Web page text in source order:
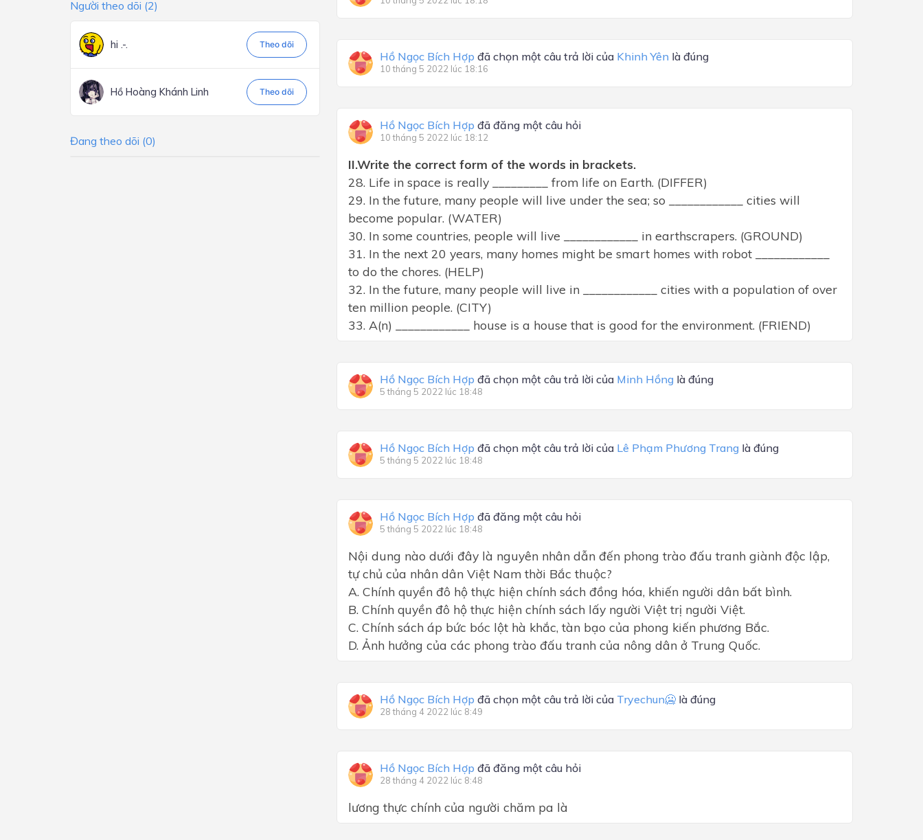
Người theo dõi (2)
hi .-. Theo dõi
Hồ Hoàng Khánh Linh Theo dõi
Đang theo dõi (0)
Hồ Ngọc Bích Hợp đã chọn một câu trả lời của Khinh Yên là đúng
10 tháng 5 2022 lúc 18:16
Hồ Ngọc Bích Hợp đã đăng một câu hỏi
10 tháng 5 2022 lúc 18:12
II.Write the correct form of the words in brackets.
28. Life in space is really _________ from life on Earth. (DIFFER)
29. In the future, many people will live under the sea; so ____________ cities will
become popular. (WATER)
30. In some countries, people will live ____________ in earthscrapers. (GROUND)
31. In the next 20 years, many homes might be smart homes with robot ____________
to do the chores. (HELP)
32. In the future, many people will live in ____________ cities with a population of over
ten million people. (CITY)
33. A(n) ____________ house is a house that is good for the environment. (FRIEND)
Hồ Ngọc Bích Hợp đã chọn một câu trả lời của Minh Hồng là đúng
5 tháng 5 2022 lúc 18:48
Hồ Ngọc Bích Hợp đã chọn một câu trả lời của Lê Phạm Phương Trang là đúng
5 tháng 5 2022 lúc 18:48
Hồ Ngọc Bích Hợp đã đăng một câu hỏi
5 tháng 5 2022 lúc 18:48
Nội dung nào dưới đây là nguyên nhân dẫn đến phong trào đấu tranh giành độc lập,
tự chủ của nhân dân Việt Nam thời Bắc thuộc?
A. Chính quyền đô hộ thực hiện chính sách đồng hóa, khiến người dân bất bình.
B. Chính quyền đô hộ thực hiện chính sách lấy người Việt trị người Việt.
C. Chính sách áp bức bóc lột hà khắc, tàn bạo của phong kiến phương Bắc.
D. Ảnh hưởng của các phong trào đấu tranh của nông dân ở Trung Quốc.
Hồ Ngọc Bích Hợp đã chọn một câu trả lời của Tryechun🥶 là đúng
28 tháng 4 2022 lúc 8:49
Hồ Ngọc Bích Hợp đã đăng một câu hỏi
28 tháng 4 2022 lúc 8:48
lương thực chính của người chăm pa là